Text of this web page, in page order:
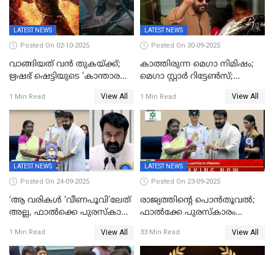
LATEST NEWS
Posted On 02-10-2025
വാങ്ങിയത് വൻ തുകയ്ക്ക്;
ഋഷഭ് ഷെട്ടിയുടെ 'കാന്താര
കാണാം
1 Min Read View All
LATEST NEWS
Posted On 30-09-2025
കാത്തിരുന്ന മെഗാ നിമിഷം;
മെഗാ സ്റ്റാർ റിട്ടേൺസ്;
ക്യാമറയ്ക്ക് മുന്നിലേക്ക്
1 Min Read View All
LATEST NEWS
Posted On 24-09-2025
‘ആ വരികള്‍ ‘വീണപൂവി’ലേത്
അല്ല, ഫാൽക്കെ പുരസ്‌കാരം
മോഹന്‍ലാല്‍ ഉദ്ധരിച്ച
വരികളെ ചൊല്ലി
1 Min Read View All
LATEST NEWS
Posted On 23-09-2025
രാജ്യത്തിന്റെ പൊൻതൂവൽ;
ഫാൽക്കേ പുരസ്കാരം
സിനിമ ആത്മാവിന്റെ
സ്പന്ദനമെന്ന് ലാൽ;
33 Min Read View All